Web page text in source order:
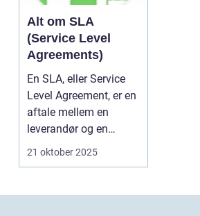
Alt om SLA
(Service Level
Agreements)
En SLA, eller Service
Level Agreement, er en
aftale mellem en
leverandør og en
kunde, der bes...
21 oktober 2025